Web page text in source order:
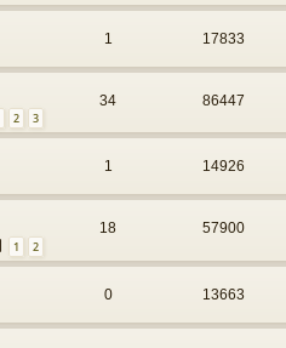
1 17833
2 3
34 86447
1 14926
1 2
18 57900
0 13663